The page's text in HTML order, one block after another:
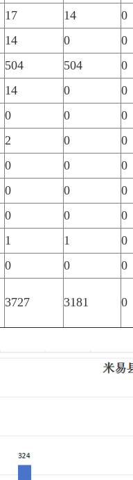
17 14
0
14 0
0
504 504
0
14 0
0
0 0
0
2 0
0
0 0
0
0 0
0
0 0
0
1 1
0
0 0
0
3727 3181 0